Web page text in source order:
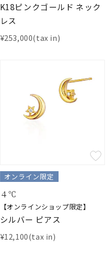
K18ピンクゴールド ネック
レス
¥253,000(tax in)
オンライン限定
４℃
【オンラインショップ限定】
シルバー ピアス
¥12,100(tax in)